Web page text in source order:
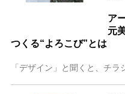
ア
元
つくる“よろこび”とは